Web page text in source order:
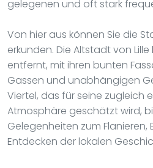
gelegenen und oft stark
Von hier aus können Sie die
erkunden. Die Altstadt von
entfernt, mit ihren bunten
Gassen und unabhängigen
Viertel, das für seine zugleich
Atmosphäre geschätzt wird,
Gelegenheiten zum Flanieren,
Entdecken der lokalen